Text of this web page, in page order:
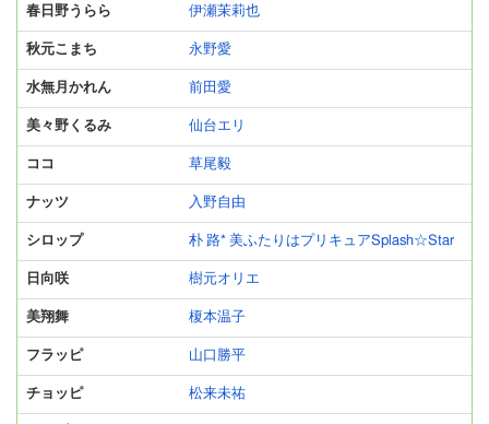
春日野うらら 伊瀬茉莉也
秋元こまち 永野愛
水無月かれん 前田愛
美々野くるみ 仙台エリ
ココ 草尾毅
ナッツ 入野自由
シロップ 朴 路* 美ふたりはプリキュアSplash☆Star
日向咲 樹元オリエ
美翔舞 榎本温子
フラッピ 山口勝平
チョッピ 松来未祐